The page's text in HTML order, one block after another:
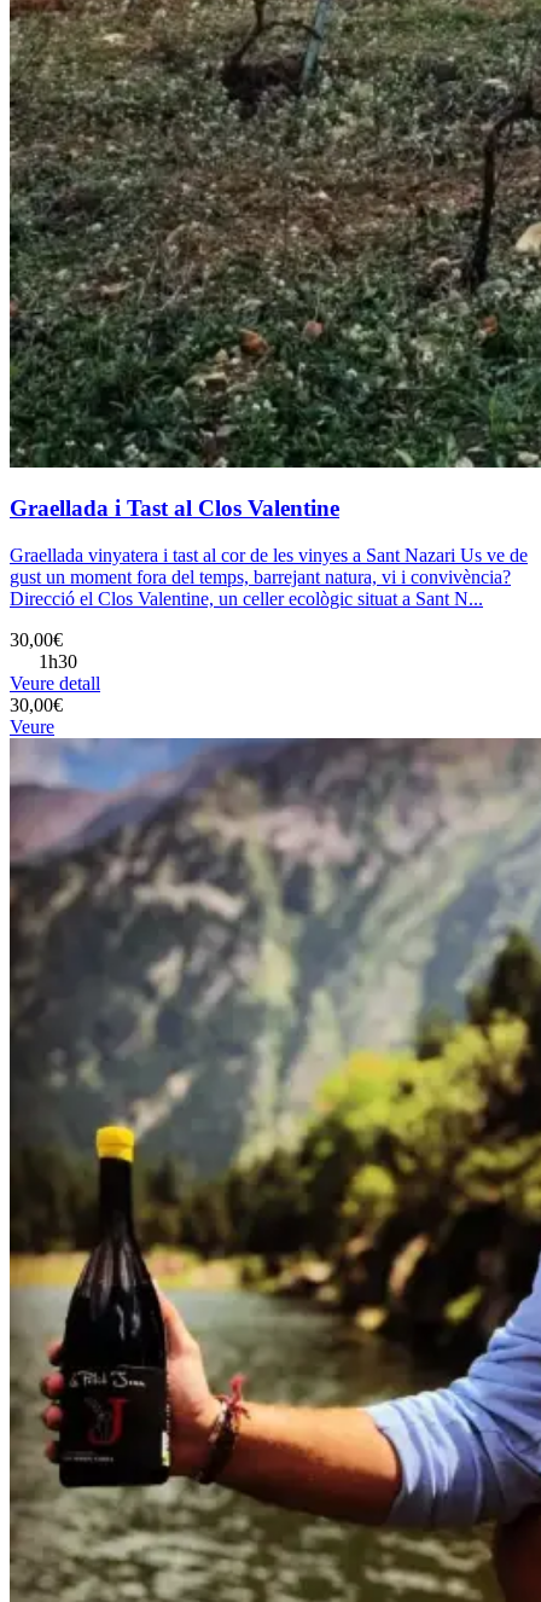
Graellada i Tast al Clos Valentine
Graellada vinyatera i tast al cor de les vinyes a Sant Nazari Us ve de
gust un moment fora del temps, barrejant natura, vi i convivència?
Direcció el Clos Valentine, un celler ecològic situat a Sant N...
30,00€
1h30
Veure detall
30,00€
Veure